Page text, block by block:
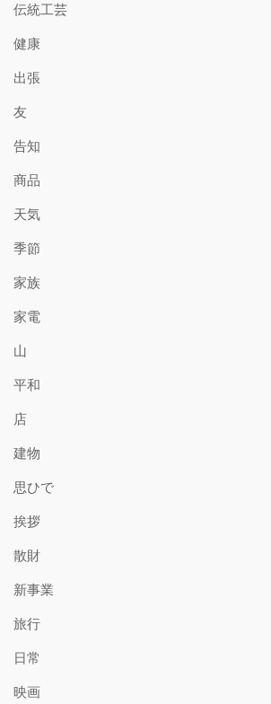
伝統工芸
健康
出張
友
告知
商品
天気
季節
家族
家電
山
平和
店
建物
思ひで
挨拶
散財
新事業
旅行
日常
映画